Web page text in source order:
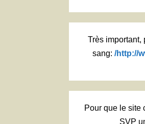
Très important,
sang: /http://
Pour que le site
SVP